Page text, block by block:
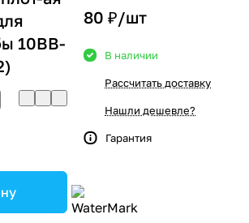
10BB-
80 ₽/шт
В наличии
Рассчитать доставку
Нашли дешевле?
Гарантия